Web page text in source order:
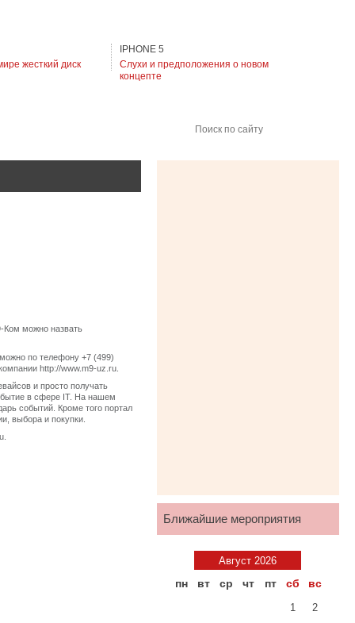
жесткий диск
IPHONE 5
Слухи и предположения о новом
концепте
Поиск по сайту
Ком можно назвать
по телефону +7 (499)
http://www.m9-uz.ru.
и просто получать
в сфере IT. На нашем
событий. Кроме того портал
выбора и покупки.
Ближайшие мероприятия
Август 2026
пн вт ср чт пт сб вс
1
2